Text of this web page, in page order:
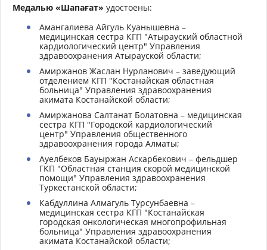
Медалью «Шапағат» удостоены:
Амангалиева Айгуль Куанышевна –
медицинская сестра КГП "Атырауский областной
кардиологический центр" Управления
здравоохранения Атырауской области;
Амиржанов Жаслан Нурланович – заведующий
отделением КГП "Костанайская областная
больница" Управления здравоохранения
акимата Костанайской области;
Амиржанова Салтанат Болатовна – медицинская
сестра КГП "Городской кардиологический
центр" Управления общественного
здравоохранения города Алматы;
Ауелбеков Бауыржан Аскарбекович – фельдшер
ГКП "Областная станция скорой медицинской
помощи" Управления здравоохранения
Туркестанской области;
Кабдуллина Алмагуль Турсунбаевна –
медицинская сестра КГП "Костанайская
городская онкологическая многопрофильная
больница" Управления здравоохранения
акимата Костанайской области;